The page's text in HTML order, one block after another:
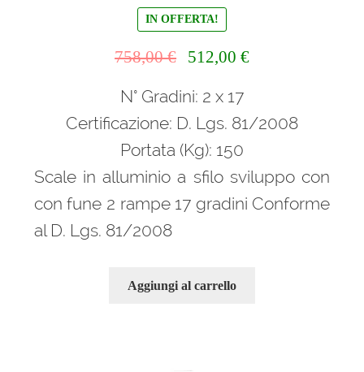
IN OFFERTA!
758,00€
originale
758,00 €.
512,00 €Il
512,00 €.
N° Gradini: 2 x 17
Certificazione: D. Lgs. 81/2008
Portata (Kg): 150
Scale in alluminio a sfilo sviluppo con
con fune 2 rampe 17 gradini Conforme
al D. Lgs. 81/2008
Aggiungi al carrello